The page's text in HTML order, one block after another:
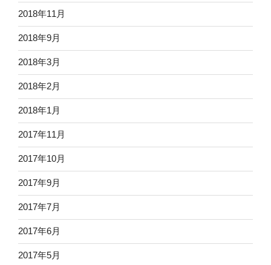
2018年11月
2018年9月
2018年3月
2018年2月
2018年1月
2017年11月
2017年10月
2017年9月
2017年7月
2017年6月
2017年5月